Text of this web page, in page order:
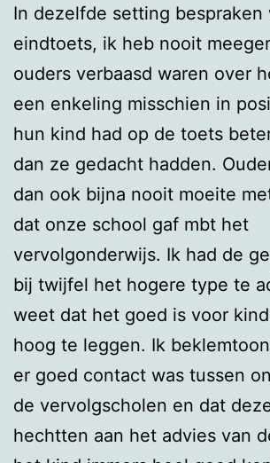
In dezelfde setting
eindtoets, ik heb nooit
ouders verbaasd waren over
een enkeling misschien in
hun kind had op de toets
dan ze gedacht hadden.
dan ook bijna nooit moeite
dat onze school gaf mbt het
vervolgonderwijs. Ik had de
bij twijfel het hogere type te
weet dat het goed is voor
hoog te leggen. Ik
er goed contact was tussen
de vervolgscholen en dat
hechtten aan het advies van